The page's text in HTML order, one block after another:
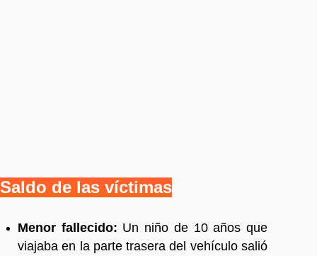
Saldo de las víctimas
Menor fallecido: Un niño de 10 años que
viajaba en la parte trasera del vehículo salió